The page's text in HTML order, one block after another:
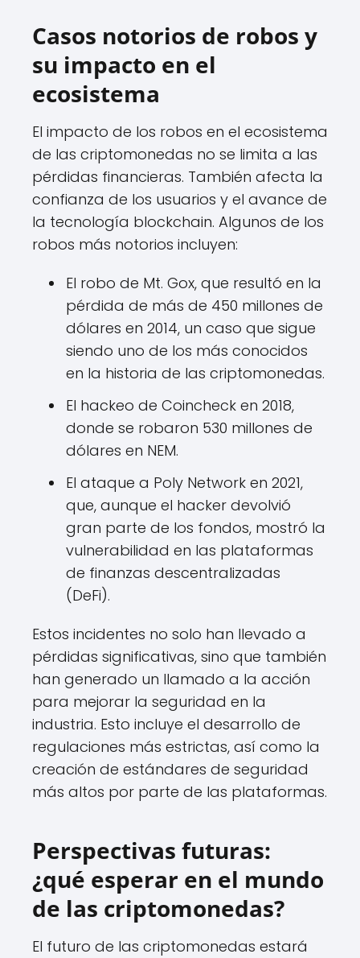
Casos notorios de robos y
su impacto en el
ecosistema
El impacto de los robos en el ecosistema
de las criptomonedas no se limita a las
pérdidas financieras. También afecta la
confianza de los usuarios y el avance de
la tecnología blockchain. Algunos de los
robos más notorios incluyen:
El robo de Mt. Gox, que resultó en la
pérdida de más de 450 millones de
dólares en 2014, un caso que sigue
siendo uno de los más conocidos
en la historia de las criptomonedas.
El hackeo de Coincheck en 2018,
donde se robaron 530 millones de
dólares en NEM.
El ataque a Poly Network en 2021,
que, aunque el hacker devolvió
gran parte de los fondos, mostró la
vulnerabilidad en las plataformas
de finanzas descentralizadas
(DeFi).
Estos incidentes no solo han llevado a
pérdidas significativas, sino que también
han generado un llamado a la acción
para mejorar la seguridad en la
industria. Esto incluye el desarrollo de
regulaciones más estrictas, así como la
creación de estándares de seguridad
más altos por parte de las plataformas.
Perspectivas futuras:
¿qué esperar en el mundo
de las criptomonedas?
El futuro de las criptomonedas estará